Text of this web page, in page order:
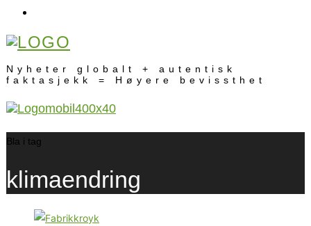
Nyheter globalt + autentisk
faktasjekk = Høyere bevissthet
Bla i tag
klimaendring